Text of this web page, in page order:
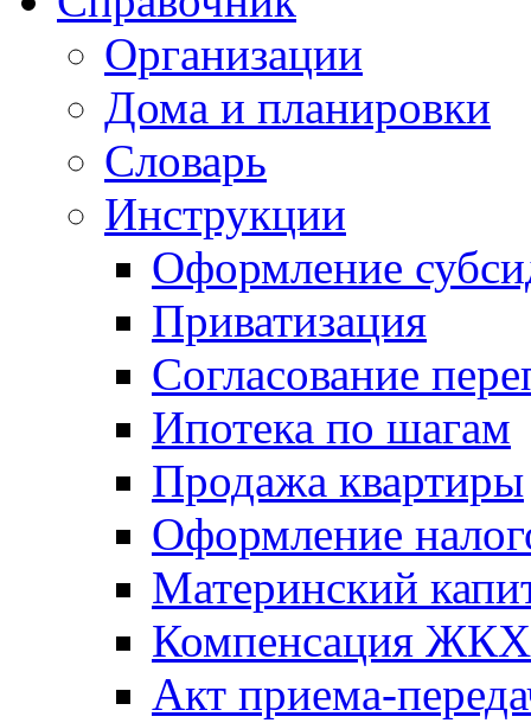
Организации
Дома и планировки
Словарь
Инструкции
Оформление
Приватизация
Согласование
Ипотека по шагам
Продажа квартиры
Оформление
Материнский
Компенсация ЖКХ
Акт приема-